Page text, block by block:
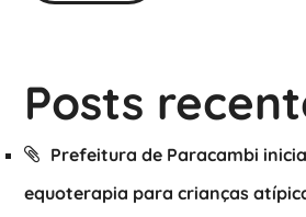
Posts
Prefeitura de Paracambi
equoterapia para crianças